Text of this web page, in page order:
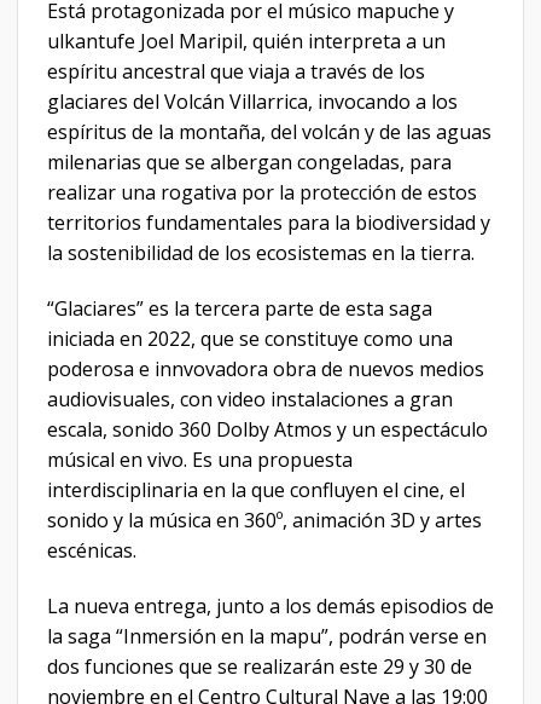
Está protagonizada por el músico mapuche y
ulkantufe Joel Maripil, quién interpreta a un
espíritu ancestral que viaja a través de los
glaciares del Volcán Villarrica, invocando a los
espíritus de la montaña, del volcán y de las aguas
milenarias que se albergan congeladas, para
realizar una rogativa por la protección de estos
territorios fundamentales para la biodiversidad y
la sostenibilidad de los ecosistemas en la tierra.
“Glaciares” es la tercera parte de esta saga
iniciada en 2022, que se constituye como una
poderosa e innvovadora obra de nuevos medios
audiovisuales, con video instalaciones a gran
escala, sonido 360 Dolby Atmos y un espectáculo
músical en vivo. Es una propuesta
interdisciplinaria en la que confluyen el cine, el
sonido y la música en 360º, animación 3D y artes
escénicas.
La nueva entrega, junto a los demás episodios de
la saga “Inmersión en la mapu”, podrán verse en
dos funciones que se realizarán este 29 y 30 de
noviembre en el Centro Cultural Nave a las 19:00